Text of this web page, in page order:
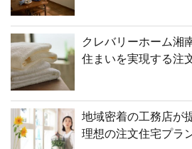
クレバリーホーム湘
住まいを実現する注
地域密着の工務店が
理想の注文住宅プラ